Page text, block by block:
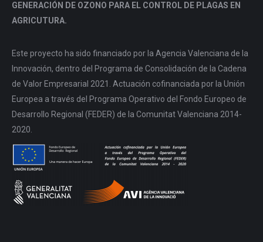
GENERACIÓN DE OZONO PARA EL CONTROL DE PLAGAS EN
AGRICUTURA.
Este proyecto ha sido financiado por la Agencia Valenciana de la
Innovación, dentro del Programa de Consolidación de la Cadena
de Valor Empresarial 2021. Actuación cofinanciada por la Unión
Europea a través del Programa Operativo del Fondo Europeo de
Desarrollo Regional (FEDER) de la Comunitat Valenciana 2014-
2020.